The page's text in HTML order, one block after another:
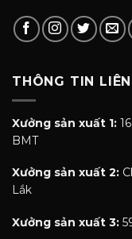
THÔNG TIN
Xưởng sản xuất 1:
BMT
Xưởng sản xuất 2:
Lắk
Xưởng sản xuất 3: